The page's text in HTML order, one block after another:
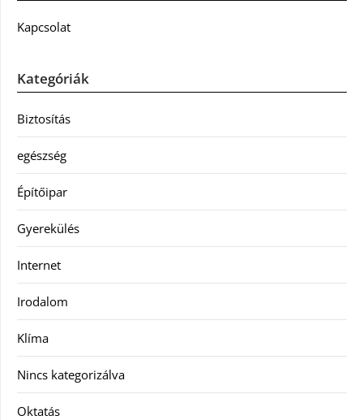
Kapcsolat
Kategóriák
Biztosítás
egészség
Építőipar
Gyerekülés
Internet
Irodalom
Klíma
Nincs kategorizálva
Oktatás